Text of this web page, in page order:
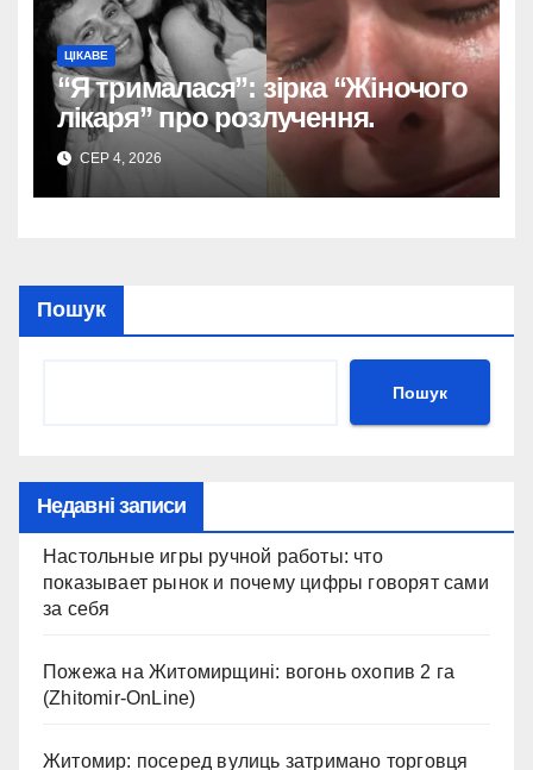
ЦІКАВЕ
“Я трималася”: зірка “Жіночого
лікаря” про розлучення.
СЕР 4, 2026
Пошук
Пошук
Недавні записи
Настольные игры ручной работы: что
показывает рынок и почему цифры говорят сами
за себя
Пожежа на Житомирщині: вогонь охопив 2 га
(Zhitomir-OnLine)
Житомир: посеред вулиць затримано торговця